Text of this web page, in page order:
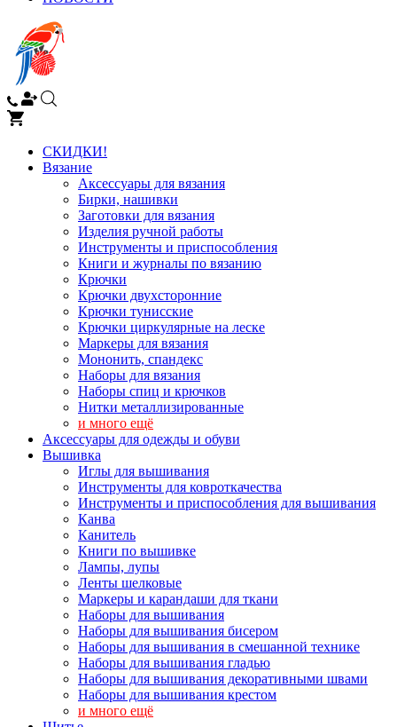
СКИДКИ!
Вязание
Аксессуары для вязания
Бирки, нашивки
Заготовки для вязания
Изделия ручной работы
Инструменты и приспособления
Книги и журналы по вязанию
Крючки
Крючки двухсторонние
Крючки тунисские
Крючки циркулярные на леске
Маркеры для вязания
Мононить, спандекс
Наборы для вязания
Наборы спиц и крючков
Нитки металлизированные
и много ещё
Аксессуары для одежды и обуви
Вышивка
Иглы для вышивания
Инструменты для ковроткачества
Инструменты и приспособления для вышивания
Канва
Канитель
Книги по вышивке
Лампы, лупы
Ленты шелковые
Маркеры и карандаши для ткани
Наборы для вышивания
Наборы для вышивания бисером
Наборы для вышивания в смешанной технике
Наборы для вышивания гладью
Наборы для вышивания декоративными швами
Наборы для вышивания крестом
и много ещё